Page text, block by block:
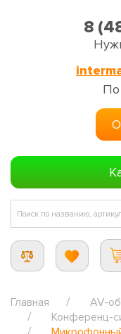
8
По
Главная
AV-
Конференц-